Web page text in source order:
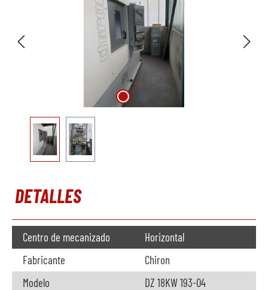
DETALLES
Centro de mecanizado
Horizontal
Fabricante
Chiron
Modelo
DZ 18KW 193-04